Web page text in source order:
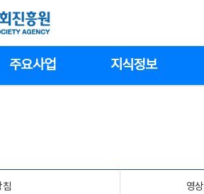
주요사업 지식정보
침 영